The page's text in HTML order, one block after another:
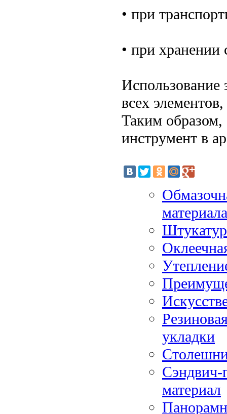
• при
• при хранении
Использование
всех
Таким
инструмент в
материала
укладки
Сэндвич-
материал